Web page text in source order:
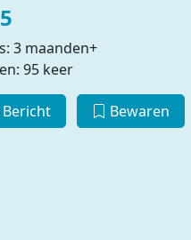
3 maanden+
95 keer
Bewaren